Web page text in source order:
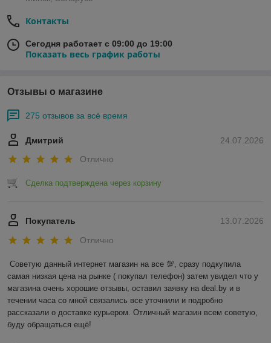
Контакты
Сегодня работает с 09:00 до 19:00
Показать весь график работы
Отзывы о магазине
275 отзывов за всё время
24.07.2026
Дмитрий
Отлично
Сделка подтверждена через корзину
13.07.2026
Покупатель
Отлично
Советую данный интернет магазин на все 💯, сразу подкупила
самая низкая цена на рынке ( покупал телефон) затем увидел что у
магазина очень хорошие отзывы, оставил заявку на deal.by и в
течении часа со мной связались все уточнили и подробно
рассказали о доставке курьером. Отличный магазин всем советую,
буду обращаться ещё!